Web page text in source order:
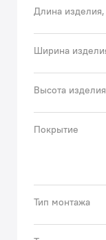
(с) Авторский
Длина
Ширина
Высота
Покрытие
Тип монтажа